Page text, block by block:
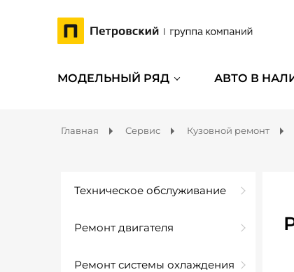
МОДЕЛЬНЫЙ РЯД АВТО В
Главная Сервис Кузовной ремонт
Техническое обслуживание
Ремонт двигателя
Ремонт системы охлаждения